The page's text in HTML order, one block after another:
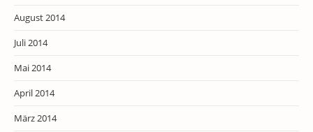
August 2014
Juli 2014
Mai 2014
April 2014
März 2014